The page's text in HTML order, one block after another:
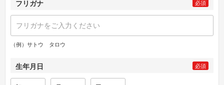
フリガナ 必須
（例）サトウ タロウ
生年月日 必須